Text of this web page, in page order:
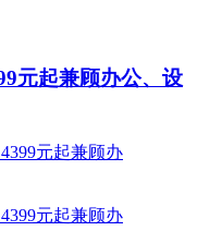
元起兼顾办公、设